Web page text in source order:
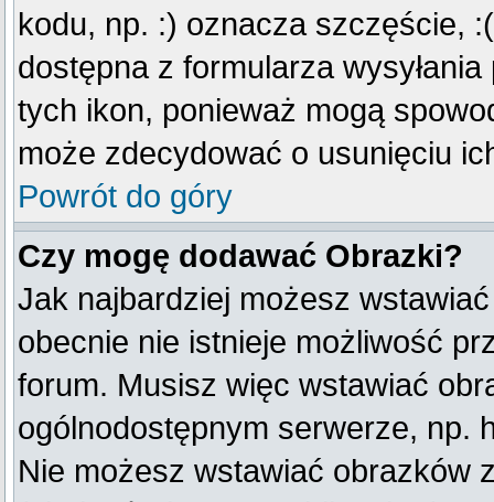
kodu, np. :) oznacza szczęście,
dostępna z formularza
tych ikon, ponieważ mogą
może zdecydować o usunięciu
Powrót do góry
Czy mogę dodawać Obrazki?
Jak najbardziej możesz
obecnie nie istnieje możliwość
forum. Musisz więc wstawiać
ogólnodostępnym serwerze, np.
Nie możesz wstawiać obrazków